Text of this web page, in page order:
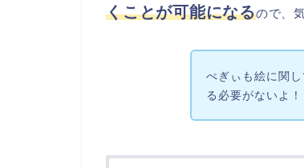
くことが可能になるので、
ぺぎぃも絵に関
る必要がないよ！